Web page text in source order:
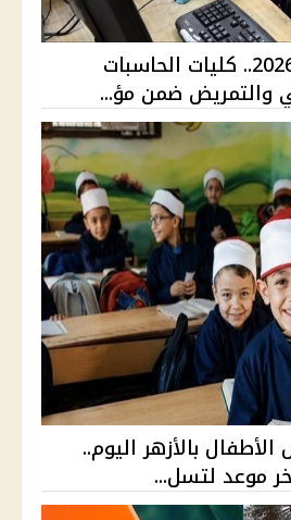
تنسيق الجامعات 2026.. كليات الحاسبات
والتمريض ضمن مؤ...
بالأزهر اليوم..
موعد لتسل...